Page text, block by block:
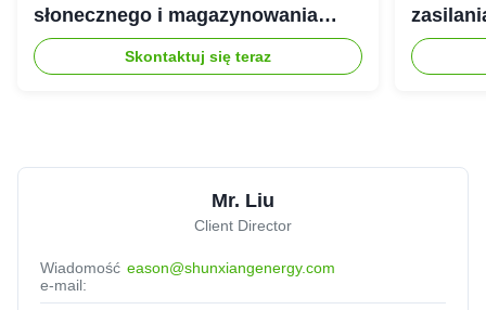
słonecznego i magazynowania
energii
Skontaktuj się teraz
Mr. Liu
Client Director
Wiadomość
e-mail:
eason@shunxiangenergy.com